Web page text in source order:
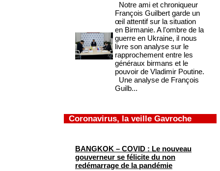
Notre ami et chroniqueur
François Guilbert garde un
œil attentif sur la situation
en Birmanie. A l'ombre de la
guerre en Ukraine, il nous
livre son analyse sur le
rapprochement entre les
généraux birmans et le
pouvoir de Vladimir Poutine.
Une analyse de François
Guilb...
Coronavirus, la veille Gavroche
BANGKOK – COVID : Le nouveau
gouverneur se félicite du non
redémarrage de la pandémie